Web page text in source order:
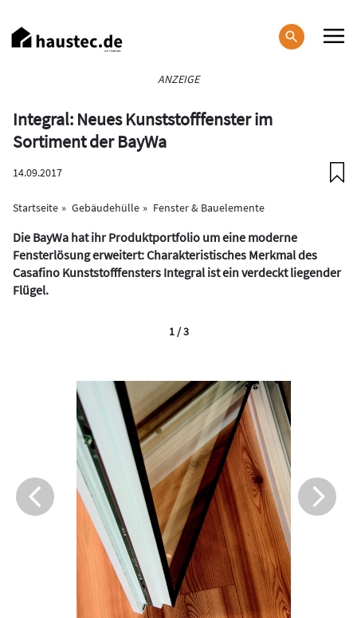
zum
Inhalt
ANZEIGE
Integral: Neues Kunststofffenster im
Sortiment der BayWa
14.09.2017
Startseite Gebäudehülle Fenster & Bauelemente
Die BayWa hat ihr Produktportfolio um eine moderne
Fensterlösung erweitert: Charakteristisches Merkmal des
Casafino Kunststofffensters Integral ist ein verdeckt liegender
Flügel.
1 / 3